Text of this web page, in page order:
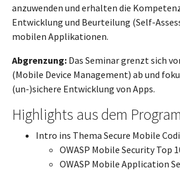
anzuwenden und erhalten die
Entwicklung und Beurteilung (Self-
mobilen Applikationen.
Abgrenzung: Das Seminar grenzt sich
(Mobile Device Management) ab und
(un-)sichere Entwicklung von Apps.
Highlights aus dem
Intro ins Thema Secure Mobile
OWASP Mobile Security Top
OWASP Mobile Application